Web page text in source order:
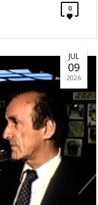
0
JUL
09
2026